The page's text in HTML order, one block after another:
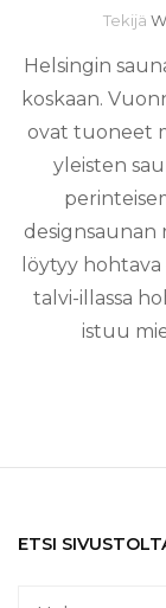
Tekijä
Helsingin
koskaan.
ovat tuoneet
yleisten
designsaunan
löytyy
talvi-illassa
istuu
ETSI